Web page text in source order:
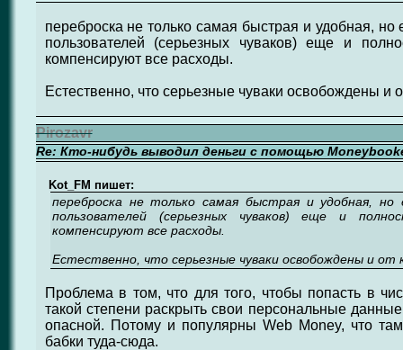
переброска не только самая быстрая и удобная,
пользователей (серьезных чуваков) еще и
компенсируют все расходы.
Естественно, что серьезные чуваки освобождены и
Pirozavr
Re: Кто-нибудь выводил деньги с помощью
Kot_FM пишет:
переброска не только самая быстрая и удобная,
пользователей (серьезных чуваков) еще и
компенсируют все расходы.
Естественно, что серьезные чуваки освобождены и от
Проблема в том, что для того, чтобы попасть в
такой степени раскрыть свои персональные
опасной. Потому и популярны Web Money, что
бабки туда-сюда.